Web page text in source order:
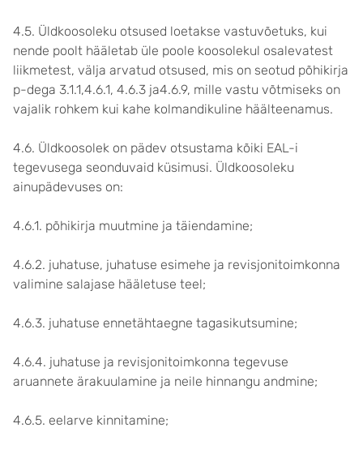
4.5. Üldkoosoleku otsused loetakse vastuvõetuks, kui
nende poolt hääletab üle poole koosolekul osalevatest
liikmetest, välja arvatud otsused, mis on seotud põhikirja
p-dega 3.1.1,4.6.1, 4.6.3 ja4.6.9, mille vastu võtmiseks on
vajalik rohkem kui kahe kolmandikuline häälteenamus.
4.6. Üldkoosolek on pädev otsustama kõiki EAL-i
tegevusega seonduvaid küsimusi. Üldkoosoleku
ainupädevuses on:
4.6.1. põhikirja muutmine ja täiendamine;
4.6.2. juhatuse, juhatuse esimehe ja revisjonitoimkonna
valimine salajase hääletuse teel;
4.6.3. juhatuse ennetähtaegne tagasikutsumine;
4.6.4. juhatuse ja revisjonitoimkonna tegevuse
aruannete ärakuulamine ja neile hinnangu andmine;
4.6.5. eelarve kinnitamine;